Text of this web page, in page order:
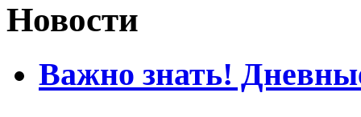
Новости
Важно знать!